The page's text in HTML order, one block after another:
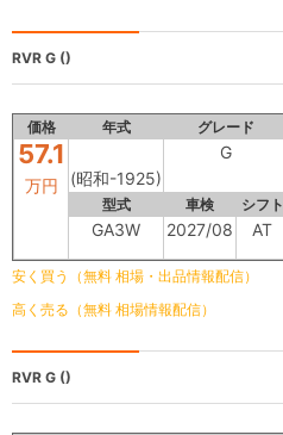
RVR G ()
価格 年式 グレード
57.1
万円 (昭和-1925)
G
型式 車検 シフト
GA3W 2027/08 AT
安く買う（無料 相場・出品情報配信）
高く売る（無料 相場情報配信）
RVR G ()